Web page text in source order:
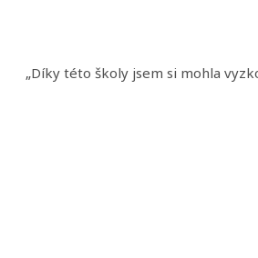
„Díky této školy jsem si mohla